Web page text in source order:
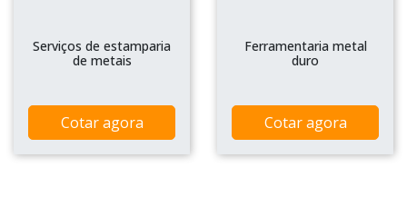
Serviços de estamparia
de metais
Cotar agora
Ferramentaria metal
duro
Cotar agora